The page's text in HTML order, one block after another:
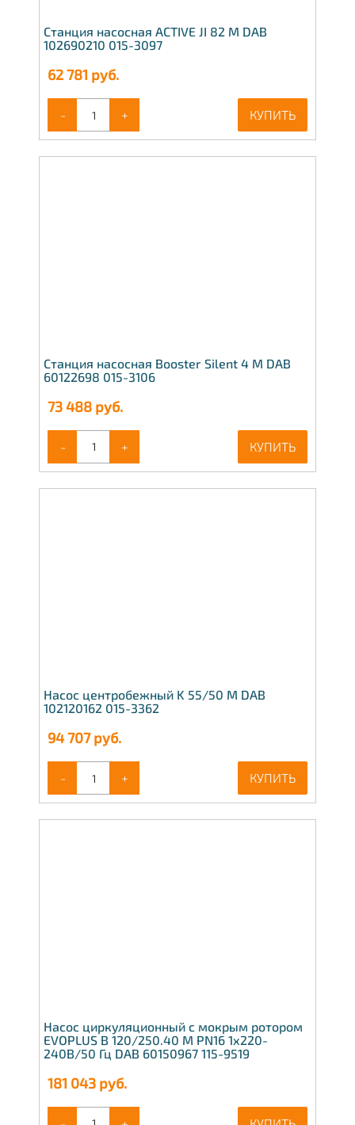
Станция насосная ACTIVE JI 82 M DAB
102690210 015-3097
62 781 руб.
- + КУПИТЬ
Станция насосная Booster Silent 4 M DAB
60122698 015-3106
73 488 руб.
- + КУПИТЬ
Насос центробежный K 55/50 M DAB
102120162 015-3362
94 707руб.
- + КУПИТЬ
Насос циркуляционный с мокрым ротором
EVOPLUS B 120/250.40 M PN16 1х220-
240В/50 Гц DAB 60150967 115-9519
181 043 руб.